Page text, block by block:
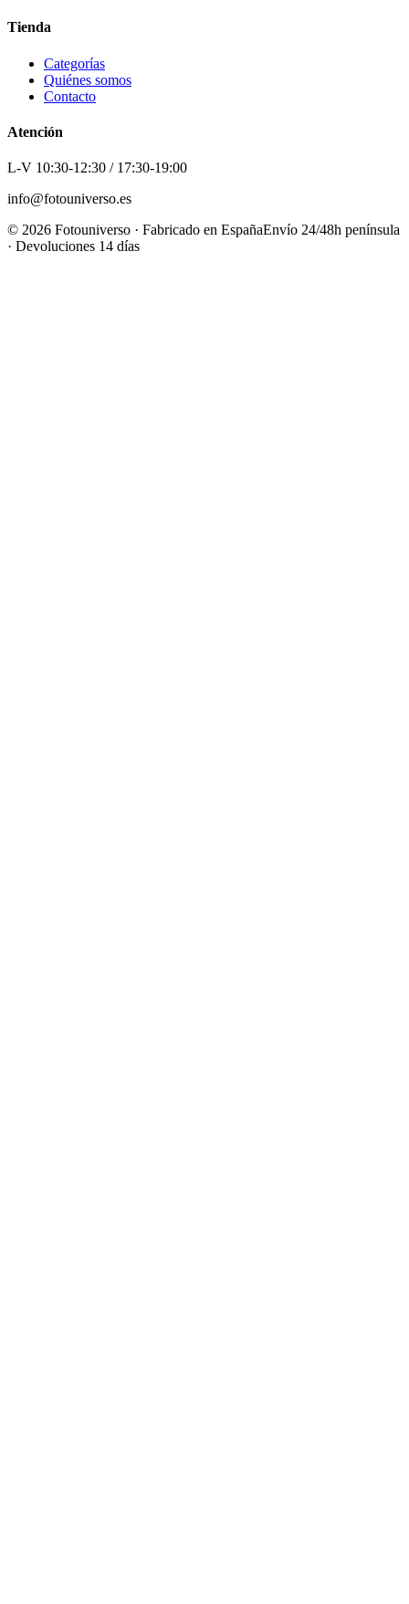
Tienda
Categorías
Quiénes somos
Contacto
Atención
L-V 10:30-12:30 / 17:30-19:00
info@fotouniverso.es
© 2026 Fotouniverso · Fabricado en EspañaEnvío 24/48h península
· Devoluciones 14 días